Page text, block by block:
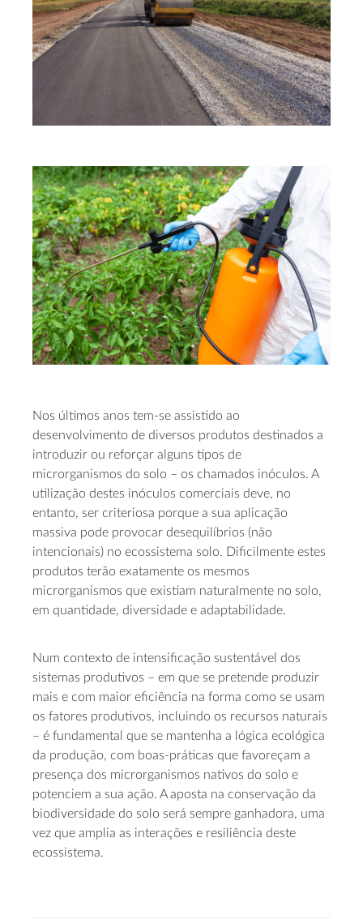
Nos últimos anos tem-se assistido ao
desenvolvimento de diversos produtos destinados a
introduzir ou reforçar alguns tipos de
microrganismos do solo – os chamados inóculos. A
utilização destes inóculos comerciais deve, no
entanto, ser criteriosa porque a sua aplicação
massiva pode provocar desequilíbrios (não
intencionais) no ecossistema solo. Dificilmente estes
produtos terão exatamente os mesmos
microrganismos que existiam naturalmente no solo,
em quantidade, diversidade e adaptabilidade.
Num contexto de intensificação sustentável dos
sistemas produtivos – em que se pretende produzir
mais e com maior eficiência na forma como se usam
os fatores produtivos, incluindo os recursos naturais
– é fundamental que se mantenha a lógica ecológica
da produção, com boas-práticas que favoreçam a
presença dos microrganismos nativos do solo e
potenciem a sua ação. A aposta na conservação da
biodiversidade do solo será sempre ganhadora, uma
vez que amplia as interações e resiliência deste
ecossistema.